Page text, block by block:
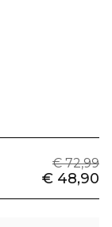
€ 72,99
€ 48,90